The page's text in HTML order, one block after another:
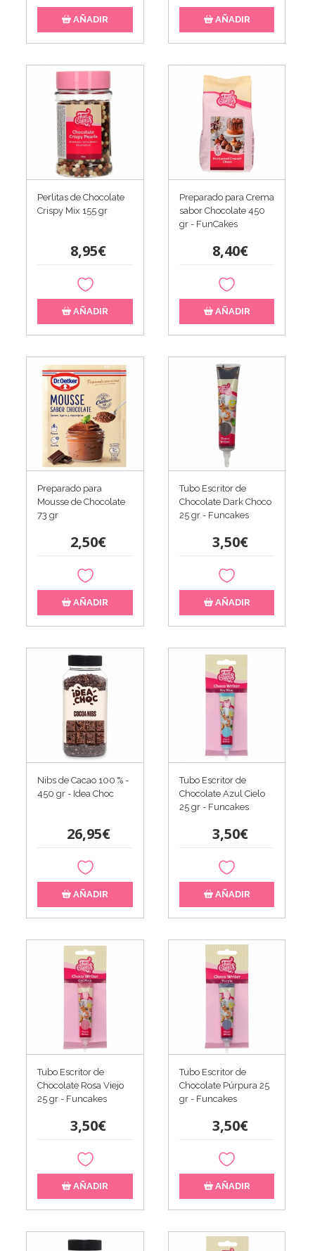
AÑADIR AÑADIR
Perlitas de Chocolate
Crispy Mix 155 gr
8,95€
AÑADIR
Preparado para Crema
sabor Chocolate 450
gr - FunCakes
8,40€
AÑADIR
Preparado para
Mousse de Chocolate
73 gr
2,50€
AÑADIR
Tubo Escritor de
Chocolate Dark Choco
25 gr - Funcakes
3,50€
AÑADIR
Nibs de Cacao 100 % -
450 gr - Idea Choc
26,95€
AÑADIR
Tubo Escritor de
Chocolate Azul Cielo
25 gr - Funcakes
3,50€
AÑADIR
Tubo Escritor de
Chocolate Rosa Viejo
25 gr - Funcakes
3,50€
AÑADIR
Tubo Escritor de
Chocolate Púrpura 25
gr - Funcakes
3,50€
AÑADIR